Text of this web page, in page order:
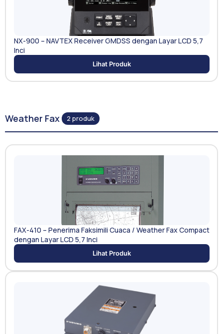
NX-900 – NAVTEX Receiver GMDSS dengan Layar LCD 5,7
Inci
Lihat Produk
Weather Fax 2 produk
FAX-410 – Penerima Faksimili Cuaca / Weather Fax Compact
dengan Layar LCD 5,7 Inci
Lihat Produk